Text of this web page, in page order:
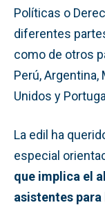
Políticas o
diferentes
como de otros
Perú, Argentina,
Unidos y
La edil ha
especial
que implica el
asistentes